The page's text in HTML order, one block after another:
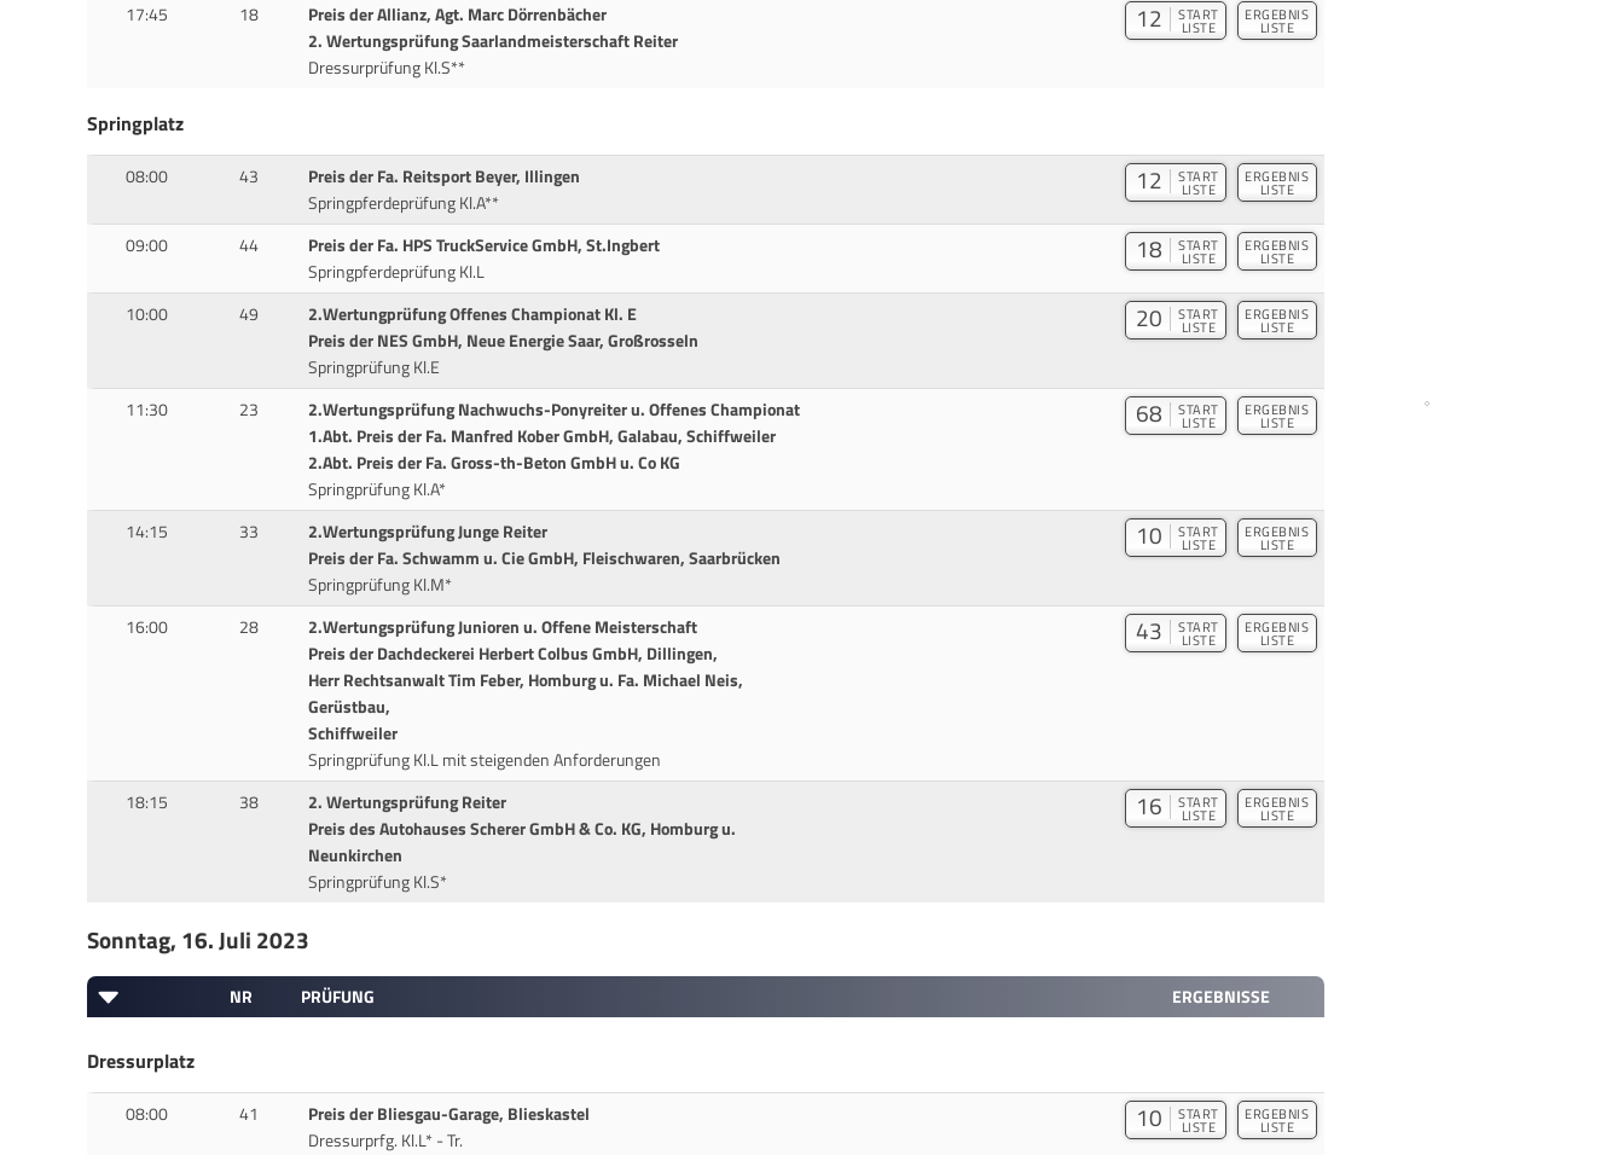
17:45 18
Preis der Allianz, Agt. Marc Dörrenbächer
2. Wertungsprüfung Saarlandmeisterschaft Reiter
Dressurprüfung Kl.S**
12 START
LISTE
ERGEBNIS
LISTE
Springplatz
08:00 43
Preis der Fa. Reitsport Beyer, Illingen
Springpferdeprüfung Kl.A**
12 START
LISTE
ERGEBNIS
LISTE
09:00 44
Preis der Fa. HPS TruckService GmbH, St.Ingbert
Springpferdeprüfung Kl.L
18 START
LISTE
ERGEBNIS
LISTE
10:00 49
2.Wertungprüfung Offenes Championat Kl. E
Preis der NES GmbH, Neue Energie Saar, Großrosseln
Springprüfung Kl.E
20 START
LISTE
ERGEBNIS
LISTE
11:30 23
2.Wertungsprüfung Nachwuchs-Ponyreiter u. Offenes Championat
1.Abt. Preis der Fa. Manfred Kober GmbH, Galabau, Schiffweiler
2.Abt. Preis der Fa. Gross-th-Beton GmbH u. Co KG
Springprüfung Kl.A*
68 START
LISTE
ERGEBNIS
LISTE
14:15 33
2.Wertungsprüfung Junge Reiter
Preis der Fa. Schwamm u. Cie GmbH, Fleischwaren, Saarbrücken
Springprüfung Kl.M*
10 START
LISTE
ERGEBNIS
LISTE
16:00 28
2.Wertungsprüfung Junioren u. Offene Meisterschaft
Preis der Dachdeckerei Herbert Colbus GmbH, Dillingen,
Herr Rechtsanwalt Tim Feber, Homburg u. Fa. Michael Neis,
Gerüstbau,
Schiffweiler
Springprüfung Kl.L mit steigenden Anforderungen
43 START
LISTE
ERGEBNIS
LISTE
18:15 38
2. Wertungsprüfung Reiter
Preis des Autohauses Scherer GmbH & Co. KG, Homburg u.
Neunkirchen
Springprüfung Kl.S*
16 START
LISTE
ERGEBNIS
LISTE
Sonntag, 16. Juli 2023
NR PRÜFUNG ERGEBNISSE
Dressurplatz
08:00 41
Preis der Bliesgau-Garage, Blieskastel
Dressurprfg. Kl.L* - Tr.
10 START
LISTE
ERGEBNIS
LISTE